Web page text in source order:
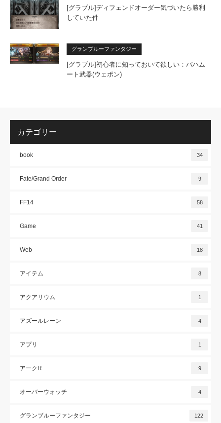
[グラブル]ディフェンドオーダー気づいたら勝利
していた件
グランブルーファンタジー
[グラブル]初心者に知っておいて欲しい：バハム
ート武器(ウェポン)
カテゴリー
book 34
Fate/Grand Order 9
FF14 58
Game 41
Web 18
アイテム 8
アクアリウム 1
アズールレーン 4
アプリ 1
アークR 9
オーバーウォッチ 4
グランブルーファンタジー 122